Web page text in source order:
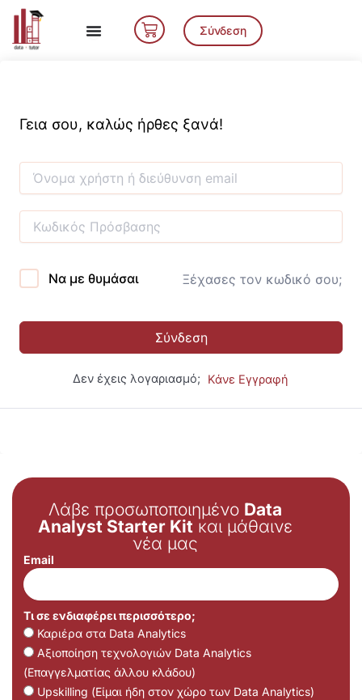
Μετάβαση
περιεχόμενο
Cart Σύνδεση
Γεια σου, καλώς ήρθες ξανά!
Να με θυμάσαι Ξέχασες τον κωδικό σου;
Σύνδεση
Δεν έχεις λογαριασμό; Κάνε Εγγραφή
Λάβε προσωποποιημένο Data
Analyst Starter Kit και μάθαινε
νέα μας
Email
Τι σε ενδιαφέρει περισσότερο;
Καριέρα στα Data Analytics
Αξιοποίηση τεχνολογιών Data Analytics
(Επαγγελματίας άλλου κλάδου)
Upskilling (Είμαι ήδη στον χώρο των Data Analytics)